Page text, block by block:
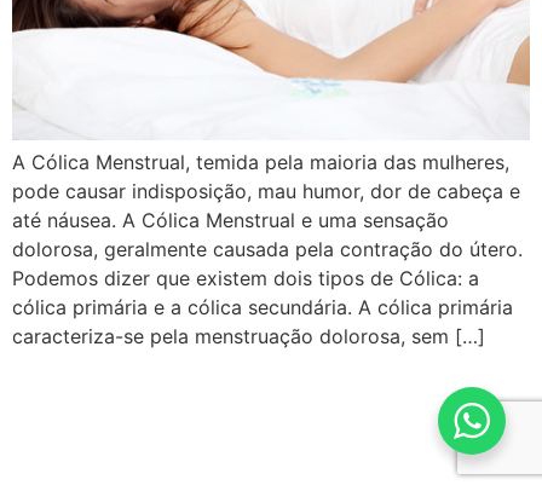
A Cólica Menstrual, temida pela maioria das mulheres,
pode causar indisposição, mau humor, dor de cabeça e
até náusea. A Cólica Menstrual e uma sensação
dolorosa, geralmente causada pela contração do útero.
Podemos dizer que existem dois tipos de Cólica: a
cólica primária e a cólica secundária. A cólica primária
caracteriza-se pela menstruação dolorosa, sem […]